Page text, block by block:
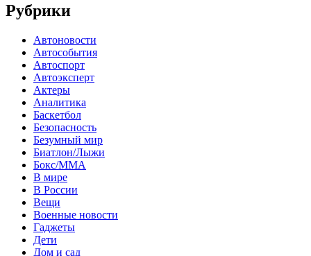
Рубрики
Автоновости
Автособытия
Автоспорт
Автоэксперт
Актеры
Аналитика
Баскетбол
Безопасность
Безумный мир
Биатлон/Лыжи
Бокс/MMA
В мире
В России
Вещи
Военные новости
Гаджеты
Дети
Дом и сад